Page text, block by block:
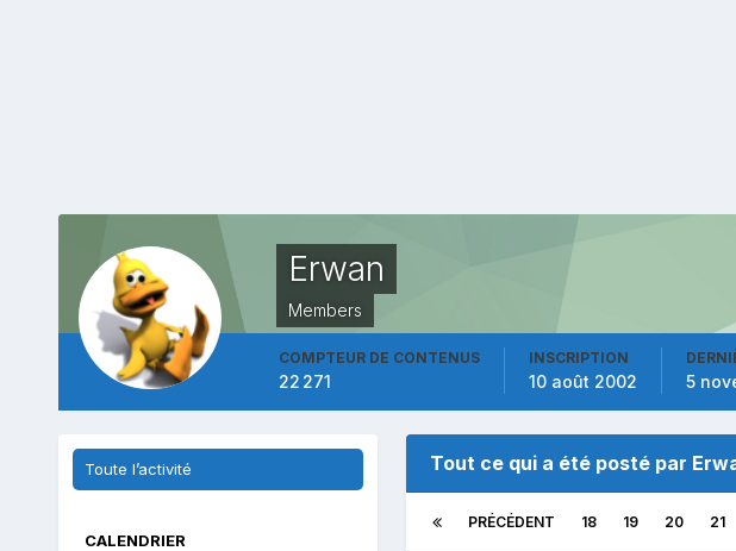
Erwan
Members
COMPTEUR DE CONTENUS
22 271
INSCRIPTION
10 août 2002 5
Toute l’activité
CALENDRIER
Tout ce qui a été posté par
PRÉCÉDENT 18 19 20 21